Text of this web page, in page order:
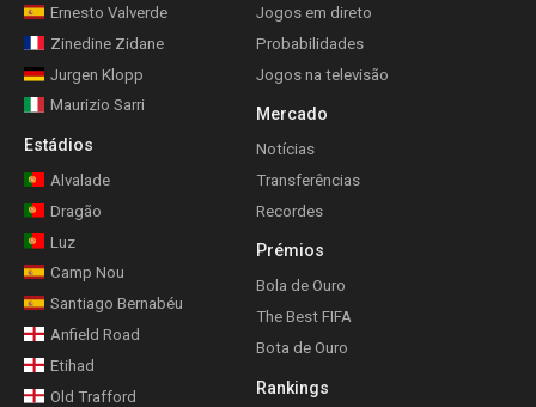
Ernesto Valverde
Zinedine Zidane
Jurgen Klopp
Maurizio Sarri
Estádios
Alvalade
Dragão
Luz
Camp Nou
Santiago Bernabéu
Anfield Road
Etihad
Old Trafford
Jogos em direto
Probabilidades
Jogos na televisão
Mercado
Notícias
Transferências
Recordes
Prémios
Bola de Ouro
The Best FIFA
Bota de Ouro
Rankings